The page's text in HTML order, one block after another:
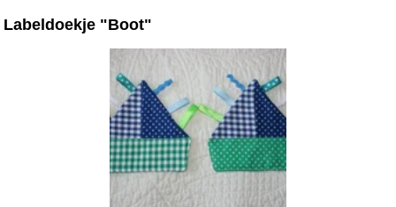
Labeldoekje "Boot"